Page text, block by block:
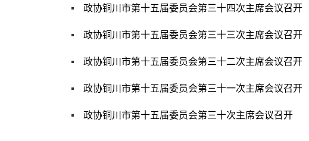
政协铜川市第十五届委员会第三十四次主席会议召开
政协铜川市第十五届委员会第三十三次主席会议召开
政协铜川市第十五届委员会第三十二次主席会议召开
政协铜川市第十五届委员会第三十一次主席会议召开
政协铜川市第十五届委员会第三十次主席会议召开